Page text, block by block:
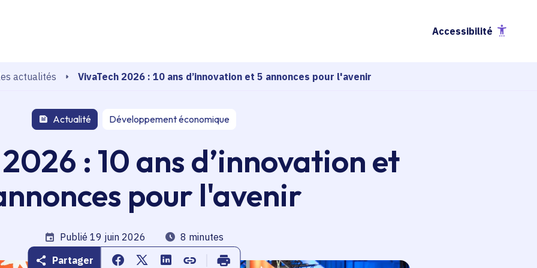
Accessibilité
actualités VivaTech 2026 : 10 ans d’innovation et 5 annonces pour l'avenir
Actualité Développement économique
: 10 ans d’innovation et
pour l'avenir
Partager Partager sur Facebook
Partager sur Twitter
Partager sur Linkedin
Copier dans le presse-papier
Imprimer
Date de publication
Publié 19 juin 2026 Temps de lecture
8 minutes